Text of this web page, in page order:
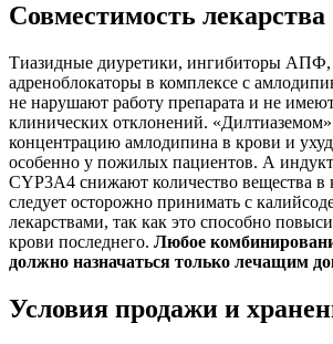
Совместимость лекарства
Тиазидные диуретики, ингибиторы АПФ,
адреноблокаторы в комплексе с
не нарушают работу препарата и не
клинических отклонений.
концентрацию амлодипина в крови и
особенно у пожилых пациентов. А
CYP3A4 снижают количество вещества
следует осторожно принимать с
лекарствами, так как это способно
крови последнего. Любое
должно назначаться только лечащим
Условия продажи и